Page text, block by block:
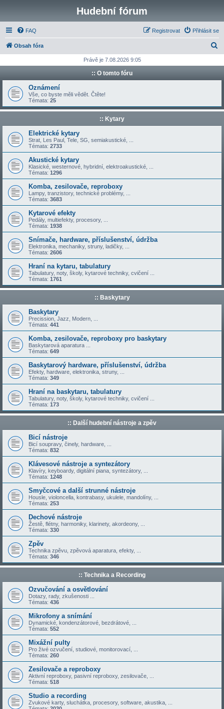
Hudební fórum
FAQ Přihlásit se
Registrovat
Obsah fóra
d
t
Právě je 7.08.2026 9:05
:: O tomto fóru
Oznámení
Vše, co byste měli vědět. Čtěte!
Témata: 25
:: Kytary
Elektrické kytary
Strat, Les Paul, Tele, SG, semiakustické, ...
Témata: 2733
Akustické kytary
Klasické, westernové, hybridní, elektroakustické, ...
Témata: 1296
Komba, zesilovače, reproboxy
Lampy, tranzistory, technické problémy, ...
Témata: 3683
Kytarové efekty
Pedály, multiefekty, procesory, ...
Témata: 1938
Snímače, hardware, příslušenství, údržba
Elektronika, mechaniky, struny, ladičky, ...
Témata: 2606
Hraní na kytaru, tabulatury
Tabulatury, noty, školy, kytarové techniky, cvičení ...
Témata: 1761
:: Baskytary
Baskytary
Precission, Jazz, Modern, ...
Témata: 441
Komba, zesilovače, reproboxy pro baskytary
Baskytarová aparatura ...
Témata: 649
Baskytarový hardware, příslušenství, údržba
Efekty, hardware, elektronika, struny, ...
Témata: 349
Hraní na baskytaru, tabulatury
Tabulatury, noty, školy, kytarové techniky, cvičení ...
Témata: 173
:: Další hudební nástroje a zpěv
Bicí nástroje
Bicí soupravy, činely, hardware, ...
Témata: 832
Klávesové nástroje a syntezátory
Klavíry, keyboardy, digitální piana, syntezátory, ...
Témata: 1248
Smyčcové a další strunné nástroje
Housle, violoncella, kontrabasy, ukulele, mandolíny, ...
Témata: 253
Dechové nástroje
Žestě, flétny, harmoniky, klarinety, akordeony, ...
Témata: 330
Zpěv
Technika zpěvu, zpěvová aparatura, efekty, ...
Témata: 346
:: Technika a Recording
Ozvučování a osvětlování
Dotazy, rady, zkušenosti ...
Témata: 436
Mikrofony a snímání
Dynamické, kondenzátorové, bezdrátové, ...
Témata: 552
Mixážní pulty
Pro živé ozvučení, studiové, monitorovací, ...
Témata: 260
Zesilovače a reproboxy
Aktivní reproboxy, pasivní reproboxy, zesilovače, ...
Témata: 518
Studio a recording
Zvukové karty, sluchátka, procesory, software, akustika, ...